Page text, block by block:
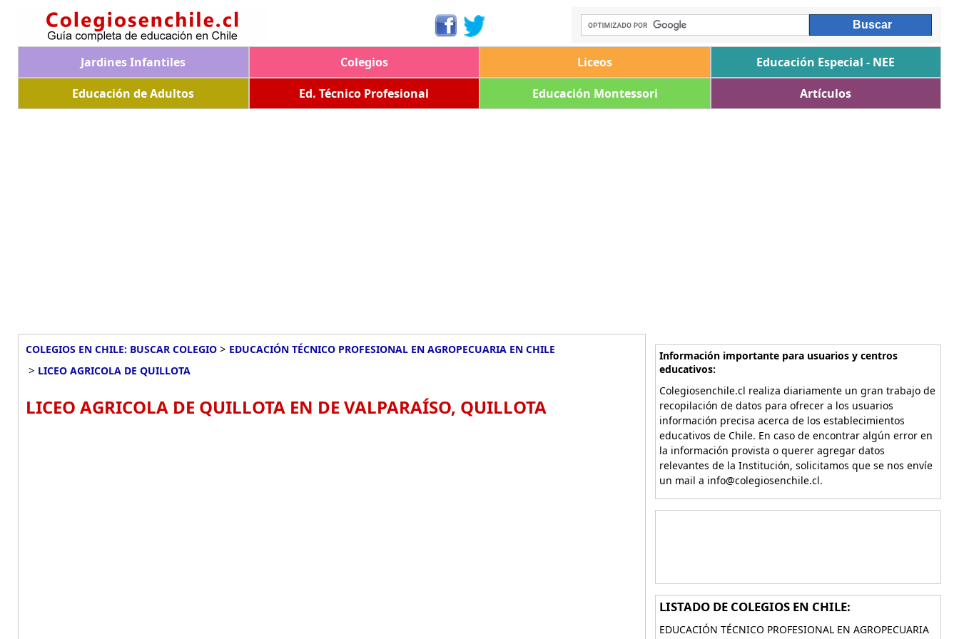
Jardines Infantiles Colegios Liceos
Educación Especial - NEE
Educación de Adultos
Ed. Técnico Profesional Educación Montessori Artículos
COLEGIOS EN CHILE: BUSCAR COLEGIO > EDUCACIÓN TÉCNICO PROFESIONAL EN AGROPECUARIA EN CHILE
> LICEO AGRICOLA DE QUILLOTA
LICEO AGRICOLA DE QUILLOTA EN DE VALPARAÍSO, QUILLOTA
Información importante para usuarios y centros
educativos:
Colegiosenchile.cl realiza diariamente un gran trabajo de
recopilación de datos para ofrecer a los usuarios
información precisa acerca de los establecimientos
educativos de Chile. En caso de encontrar algún error en
la información provista o querer agregar datos
relevantes de la Institución, solicitamos que se nos envíe
un mail a info@colegiosenchile.cl.
LISTADO DE COLEGIOS EN CHILE:
EDUCACIÓN TÉCNICO PROFESIONAL EN AGROPECUARIA